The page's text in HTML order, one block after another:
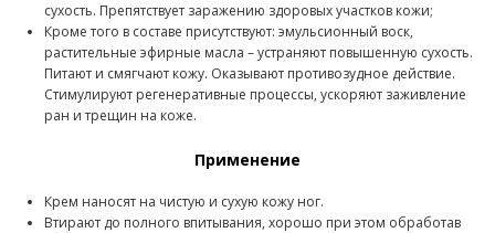
сухость. Препятствует заражению здоровых участков кожи;
Кроме того в составе присутствуют: эмульсионный воск,
растительные эфирные масла – устраняют повышенную сухость.
Питают и смягчают кожу. Оказывают противозудное действие.
Стимулируют регенеративные процессы, ускоряют заживление
ран и трещин на коже.
Применение
Крем наносят на чистую и сухую кожу ног.
Втирают до полного впитывания, хорошо при этом обработав